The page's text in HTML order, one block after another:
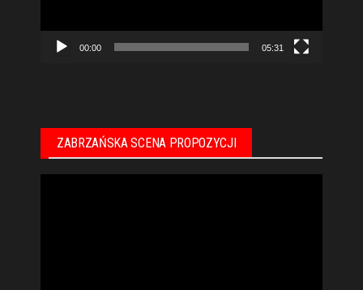
00:00 05:31
ZABRZAŃSKA SCENA PROPOZYCJI